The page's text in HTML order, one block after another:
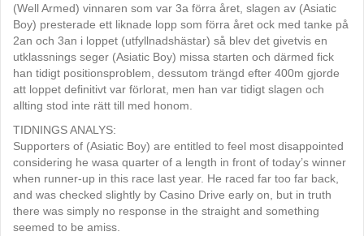
(Well Armed) vinnaren som var 3a förra året, slagen av (Asiatic
Boy) presterade ett liknade lopp som förra året ock med tanke på
2an och 3an i loppet (utfyllnadshästar) så blev det givetvis en
utklassnings seger (Asiatic Boy) missa starten och därmed fick
han tidigt positionsproblem, dessutom trängd efter 400m gjorde
att loppet definitivt var förlorat, men han var tidigt slagen och
allting stod inte rätt till med honom.
TIDNINGS ANALYS:
Supporters of (Asiatic Boy) are entitled to feel most disappointed
considering he wasa quarter of a length in front of today’s winner
when runner-up in this race last year. He raced far too far back,
and was checked slightly by Casino Drive early on, but in truth
there was simply no response in the straight and something
seemed to be amiss.